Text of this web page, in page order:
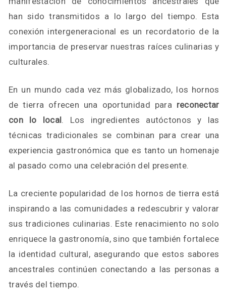
han sido transmitidos a lo largo del tiempo. Esta
conexión intergeneracional es un recordatorio de la
importancia de preservar nuestras raíces culinarias y
culturales.
En un mundo cada vez más globalizado, los hornos
de tierra ofrecen una oportunidad para reconectar
con lo local. Los ingredientes autóctonos y las
técnicas tradicionales se combinan para crear una
experiencia gastronómica que es tanto un homenaje
al pasado como una celebración del presente.
La creciente popularidad de los hornos de tierra está
inspirando a las comunidades a redescubrir y valorar
sus tradiciones culinarias. Este renacimiento no solo
enriquece la gastronomía, sino que también fortalece
la identidad cultural, asegurando que estos sabores
ancestrales continúen conectando a las personas a
través del tiempo.